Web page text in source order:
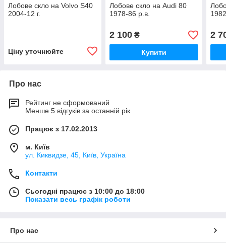
Лобове скло на Volvo S40
2004-12 г.
Ціну уточнюйте
Лобове скло на Audi 80
1978-86 р.в.
2 100₴
Купити
2
Про нас
Рейтинг не сформований
Менше 5 відгуків за останній рік
Працює з 17.02.2013
м. Київ
ул. Киквидзе, 45, Київ, Україна
Контакти
Сьогодні працює з 10:00 до 18:00
Показати весь графік роботи
Про нас